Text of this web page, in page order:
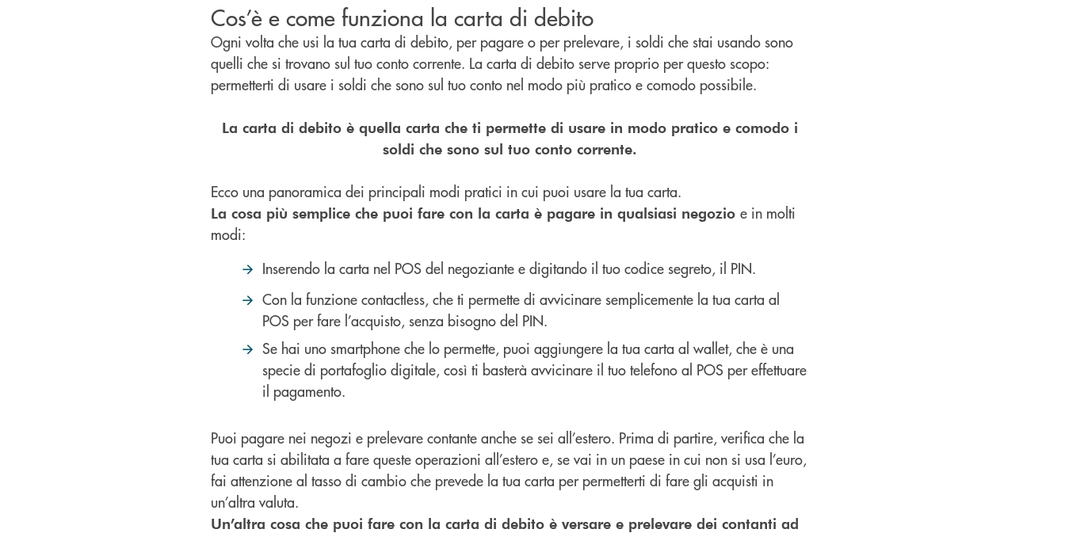
Cos’è e come funziona la carta di debito
Ogni volta che usi la tua carta di debito, per pagare o per prelevare, i soldi che stai usando sono
quelli che si trovano sul tuo conto corrente. La carta di debito serve proprio per questo scopo:
permetterti di usare i soldi che sono sul tuo conto nel modo più pratico e comodo possibile.
La carta di debito è quella carta che ti permette di usare in modo pratico e comodo i
soldi che sono sul tuo conto corrente.
Ecco una panoramica dei principali modi pratici in cui puoi usare la tua carta.
La cosa più semplice che puoi fare con la carta è pagare in qualsiasi negozio e in molti
modi:
Inserendo la carta nel POS del negoziante e digitando il tuo codice segreto, il PIN.
Con la funzione contactless, che ti permette di avvicinare semplicemente la tua carta al
POS per fare l’acquisto, senza bisogno del PIN.
Se hai uno smartphone che lo permette, puoi aggiungere la tua carta al wallet, che è una
specie di portafoglio digitale, così ti basterà avvicinare il tuo telefono al POS per effettuare
il pagamento.
Puoi pagare nei negozi e prelevare contante anche se sei all’estero. Prima di partire, verifica che la
tua carta si abilitata a fare queste operazioni all’estero e, se vai in un paese in cui non si usa l’euro,
fai attenzione al tasso di cambio che prevede la tua carta per permetterti di fare gli acquisti in
un’altra valuta.
Un’altra cosa che puoi fare con la carta di debito è versare e prelevare dei contanti ad